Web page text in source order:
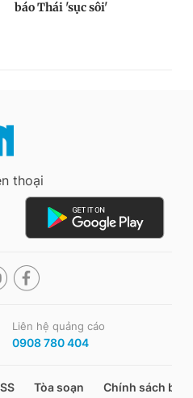
thoại
Liên hệ quảng cáo
0908 780 404
Tòa soạn Chính sách bảo